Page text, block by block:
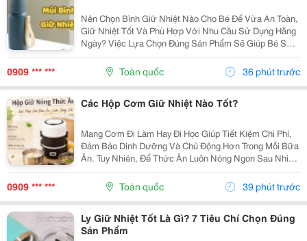
Nên Chọn Bình Giữ Nhiệt Nào Cho Bé Để Vừa An Toàn,
Giữ Nhiệt Tốt Và Phù Hợp Với Nhu Cầu Sử Dụng Hằng
Ngày? Việc Lựa Chọn Đúng Sản Phẩm Sẽ Giúp Bé Sử
Dụng Thuận Tiện Hơn Và Cha Mẹ Cũng Yên Tâm Hơn.
Cùng Khám Phá 7 Tiêu Chí Quan Trọng Ngay Dưới Đây
0909 *** *** Toàn quốc 36 phút trước
Các Hộp Cơm Giữ Nhiệt Nào Tốt?
Mang Cơm Đi Làm Hay Đi Học Giúp Tiết Kiệm Chi Phí,
Đảm Bảo Dinh Dưỡng Và Chủ Động Hơn Trong Mỗi Bữa
Ăn. Tuy Nhiên, Để Thức Ăn Luôn Nóng Ngon Sau Nhiều
Giờ, Việc Lựa Chọn Một Chiếc Hộp Cơm Giữ Nhiệt Nào
Tốt Là Điều Rất Quan Trọng. Bài Viết Dưới Đây Sẽ...
0909 *** *** Toàn quốc 39 phút trước
Ly Giữ Nhiệt Tốt Là Gì? 7 Tiêu Chí Chọn Đúng
Sản Phẩm